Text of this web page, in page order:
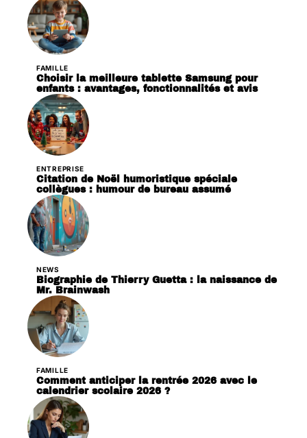
FAMILLE
Choisir la meilleure tablette Samsung pour
enfants : avantages, fonctionnalités et avis
ENTREPRISE
Citation de Noël humoristique spéciale
collègues : humour de bureau assumé
NEWS
Biographie de Thierry Guetta : la naissance de
Mr. Brainwash
FAMILLE
Comment anticiper la rentrée 2026 avec le
calendrier scolaire 2026 ?